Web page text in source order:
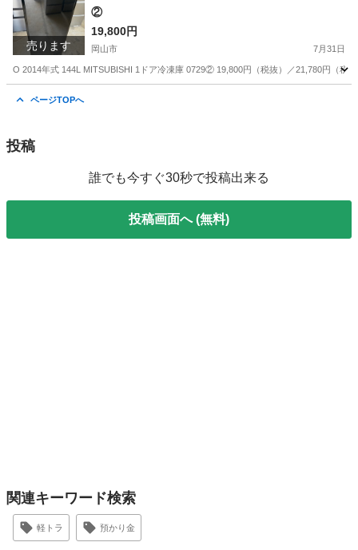
売ります
②
19,800円
岡山市 7月31日
O 2014年式 144L MITSUBISHI 1ドア冷凍庫 0729② 19,800円（税抜）／21,780円（
ページTOPへ
投稿
誰でも今すぐ30秒で投稿出来る
投稿画面へ (無料)
関連キーワード検索
軽トラ 預かり金